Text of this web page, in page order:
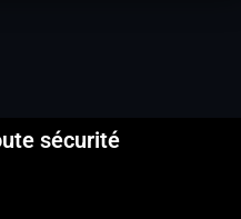
sécurité